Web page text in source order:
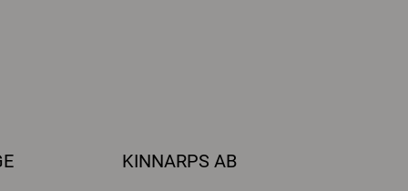
KINNARPS AB